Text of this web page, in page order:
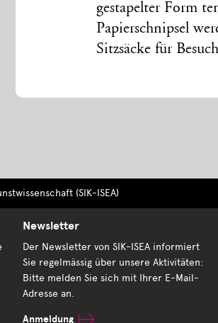
gestapelter Form
Papierschnipsel
Sitzsäcke für
(SIK-ISEA)
Newsletter
Der Newsletter von SIK-ISEA informiert
Sie regelmässig über unsere Aktivitäten:
Bitte melden Sie sich mit Ihrer E-Mail-
Adresse an.
Anmeldung